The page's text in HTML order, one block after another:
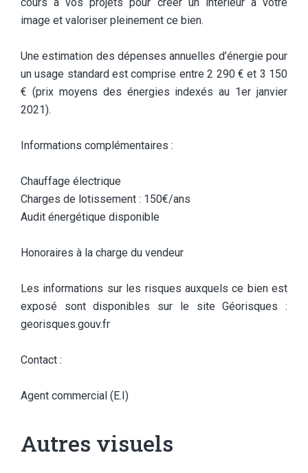
image et valoriser pleinement ce bien.
Une estimation des dépenses annuelles d’énergie pour
un usage standard est comprise entre 2 290 € et 3 150
€ (prix moyens des énergies indexés au 1er janvier
2021).
Informations complémentaires :
Chauffage électrique
Charges de lotissement : 150€/ans
Audit énergétique disponible
Honoraires à la charge du vendeur
Les informations sur les risques auxquels ce bien est
exposé sont disponibles sur le site Géorisques :
georisques.gouv.fr
Contact :
Agent commercial (E.I)
Autres visuels